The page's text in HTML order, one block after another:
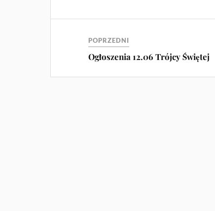
POPRZEDNI
Ogłoszenia 12.06 Trójcy Świętej